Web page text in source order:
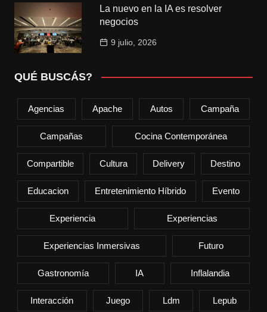
La nuevo en la IA es resolver
negocios
9 julio, 2026
QUÉ BUSCÁS?
Agencias Apache Autos Campaña
Campañas Cocina Contemporánea
Compartible Cultura Delivery Destino
Educacion Entretenimiento Híbrido Evento
Experiencia Experiencias
Experiencias Inmersivas Futuro
Gastronomía IA Inflalandia
Interacción Juego Ldm Lepub